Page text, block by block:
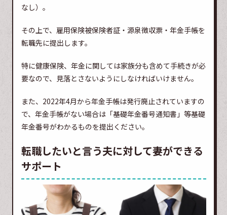
なし）。
その上で、雇用保険被保険者証・源泉徴収票・年金手帳を
転職先に提出します。
特に健康保険、年金に関しては家族分も含めて手続きが必
要なので、見落とさないようにしなければいけません。
また、2022年4月から年金手帳は発行廃止されていますの
で、年金手帳がない場合は「基礎年金番号通知書」等基礎
年金番号がわかるものを提出ください。
転職したいと言う夫に対して妻ができる
サポート